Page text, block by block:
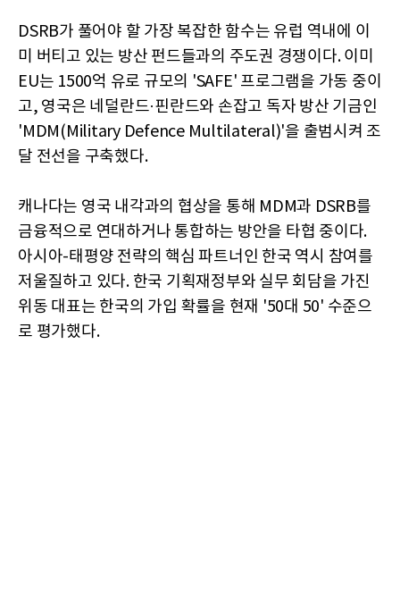
DSRB가 풀어야 할 가장 복잡한 함수는 유럽 역내에 이
미 버티고 있는 방산 펀드들과의 주도권 경쟁이다. 이미
EU는 1500억 유로 규모의 'SAFE' 프로그램을 가동 중이
고, 영국은 네덜란드·핀란드와 손잡고 독자 방산 기금인
'MDM(Military Defence Multilateral)'을 출범시켜 조
달 전선을 구축했다.
캐나다는 영국 내각과의 협상을 통해 MDM과 DSRB를
금융적으로 연대하거나 통합하는 방안을 타협 중이다.
아시아-태평양 전략의 핵심 파트너인 한국 역시 참여를
저울질하고 있다. 한국 기획재정부와 실무 회담을 가진
위동 대표는 한국의 가입 확률을 현재 '50대 50' 수준으
로 평가했다.